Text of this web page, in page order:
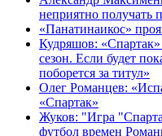
неприятно получать
«Панатинаикос»
Кудряшов: «Спартак»
сезон. Если будет
поборется за титул»
Олег Романцев:
«Спартак»
Жуков: "Игра
футбол времен